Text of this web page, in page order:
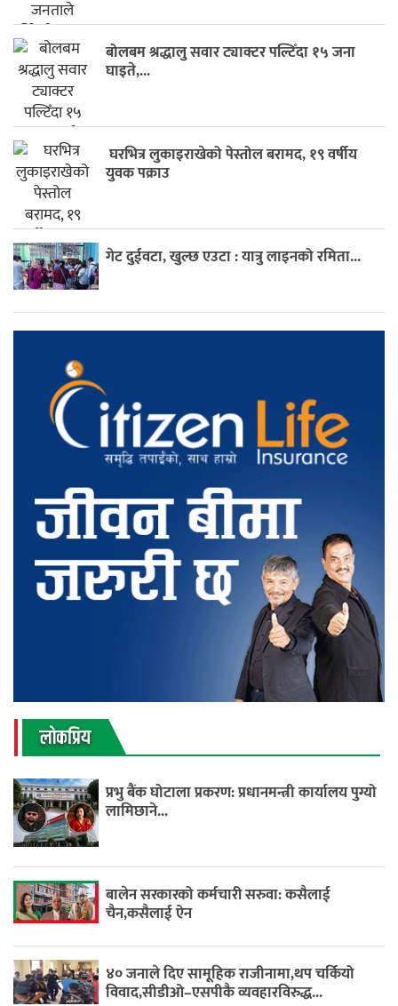
बोलबम श्रद्धालु सवार ट्याक्टर पल्टिँदा १५ जना
घाइते,...
घरभित्र लुकाइराखेको पेस्तोल बरामद, १९ वर्षीय
युवक पक्राउ
गेट दुईवटा, खुल्छ एउटा : यात्रु लाइनको रमिता...
लाेकप्रिय
प्रभु बैंक घोटाला प्रकरण: प्रधानमन्त्री कार्यालय पुग्यो
लामिछाने...
बालेन सरकारको कर्मचारी सरुवा: कसैलाई
चैन,कसैलाई ऐन
४० जनाले दिए सामूहिक राजीनामा,थप चर्कियो
विवाद,सीडीओ–एसपीकै व्यवहारविरुद्ध...